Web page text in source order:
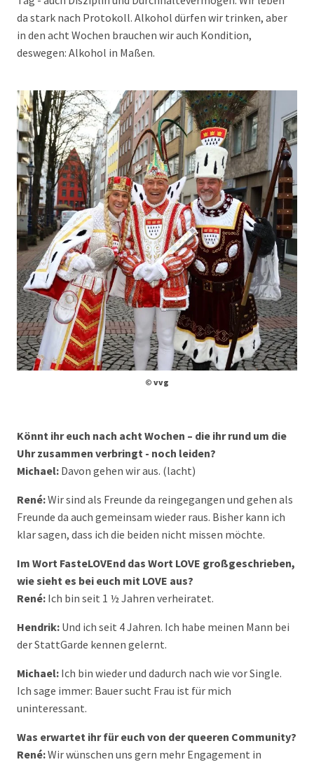
da stark nach Protokoll. Alkohol dürfen wir trinken, aber
in den acht Wochen brauchen wir auch Kondition,
deswegen: Alkohol in Maßen.
© vvg
Könnt ihr euch nach acht Wochen – die ihr rund um die
Uhr zusammen verbringt - noch leiden?
Michael: Davon gehen wir aus. (lacht)
René:Wir sind als Freunde da reingegangen und gehen als
Freunde da auch gemeinsam wieder raus. Bisher kann ich
klar sagen, dass ich die beiden nicht missen möchte.
Im Wort FasteLOVEnd das Wort LOVE großgeschrieben,
wie sieht es bei euch mit LOVE aus?
René: Ich bin seit 1 ½ Jahren verheiratet.
Hendrik: Und ich seit 4 Jahren. Ich habe meinen Mann bei
der StattGarde kennen gelernt.
Michael: Ich bin wieder und dadurch nach wie vor Single.
Ich sage immer: Bauer sucht Frau ist für mich
uninteressant.
Was erwartet ihr für euch von der queeren Community?
René:Wir wünschen uns gern mehr Engagement in